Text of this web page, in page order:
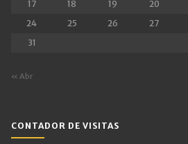
17
18 19 20
24
25 26 27
31
« Abr
CONTADOR DE VISITAS